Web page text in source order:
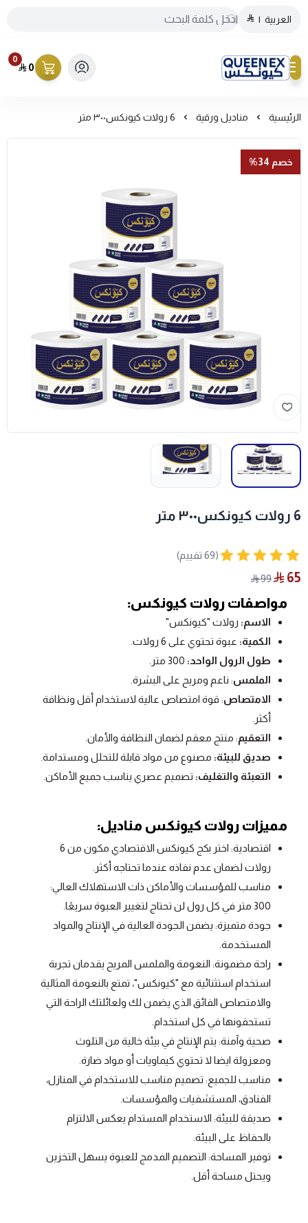
العربية |
كيونكس
0
0
الرئيسية مناديل ورقية 6 رولات كيونكس٣٠٠ متر
خصم 34%
6 رولات كيونكس٣٠٠ متر
(69 تقييم)
65
99
مواصفات رولات كيونكس:
الاسم: رولات "كيونكس"
الكمية: عبوة تحتوي على 6 رولات.
طول الرول الواحد: 300 متر.
الملمس: ناعم ومريح على البشرة.
الامتصاص: قوة امتصاص عالية لاستخدام أقل ونظافة
أكثر.
التعقيم: منتج معقم لضمان النظافة والأمان.
صديق للبيئة: مصنوع من مواد قابلة للتحلل ومستدامة.
التعبئة والتغليف: تصميم عصري يناسب جميع الأماكن.
مميزات رولات كيونكس مناديل:
اقتصادية:
اختر بكج كيونكس الاقتصادي مكون من 6
رولات لضمان عدم نفاذه عندما تحتاجه أكثر
مناسب للمؤسسات والأماكن ذات الاستهلاك العالي:
300 متر في كل رول لن تحتاج لتغيير العبوة سريعًا.
جودة متميزة: يضمن الجودة العالية في الإنتاج والمواد
المستخدمة.
راحة مضمونة: النعومة والملمس المريح يقدمان تجربة
استخدام استثنائية مع "كيونكس"، تمتع بالنعومة المثالية
والامتصاص الفائق الذي يضمن لك ولعائلتك الراحة التي
تستحقونها في كل استخدام.
صحية وآمنة: يتم الإنتاج في بيئة خالية من التلوث
ومعزولة ايضا لا تحتوي كيماويات أو مواد ضارة.
مناسب للجميع: تصميم مناسب للاستخدام في المنازل،
الفنادق، المستشفيات والمؤسسات.
صديقة للبيئة: الاستخدام المستدام يعكس الالتزام
بالحفاظ على البيئة.
توفير المساحة: التصميم المدمج للعبوة يسهل التخزين
ويحتل مساحة أقل.